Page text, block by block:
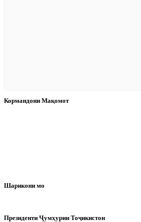
Кормандони Мақомот
Шарикони мо
Президенти Ҷумҳурии Тоҷикистон